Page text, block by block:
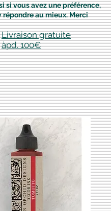
si vous avez une préférence,
répondre au mieux. Merci
Livraison gratuite
àpd. 100€